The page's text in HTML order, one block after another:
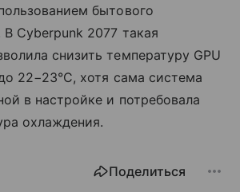
бытового
В Cyberpunk 2077 такая
снизить температуру GPU
22−23°C, хотя сама система
в настройке и потребовала
охлаждения.
Поделиться